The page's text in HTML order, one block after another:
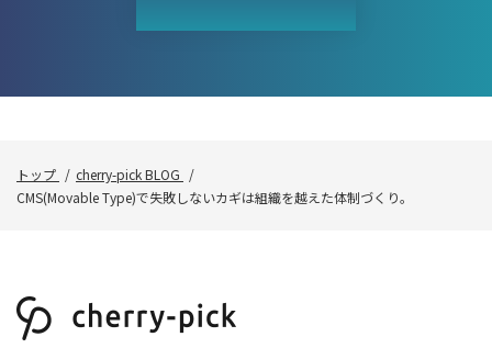
トップ
cherry-pick BLOG
CMS(Movable Type)で失敗しないカギは組織を越えた体制づくり。